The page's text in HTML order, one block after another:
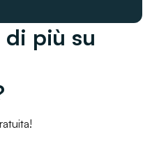
di più su